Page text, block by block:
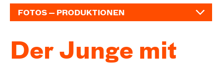
FOTOS — PRODUKTIONEN
Der Junge mit